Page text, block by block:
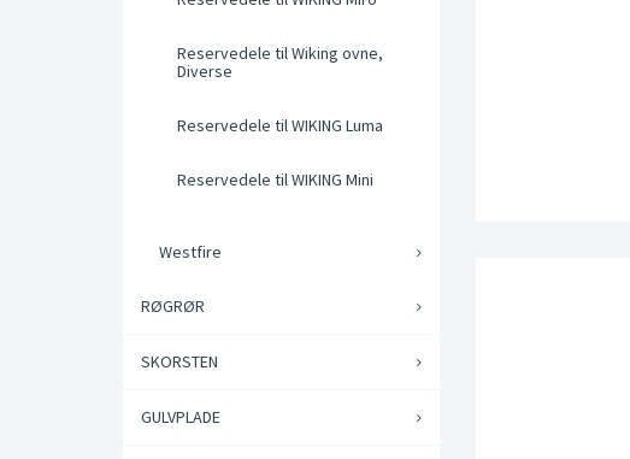
Reservedele til Wiking ovne,
Diverse
Reservedele til WIKING Luma
Reservedele til WIKING Mini
Westfire
RØGRØR
SKORSTEN
GULVPLADE